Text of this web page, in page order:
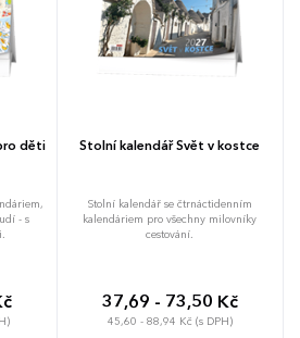
děti
- s
Stolní kalendář Svět v kostce
Stolní kalendář se čtrnáctidenním
kalendáriem pro všechny milovníky
cestování.
37,69 - 73,50 Kč
45,60 - 88,94 Kč (s DPH)